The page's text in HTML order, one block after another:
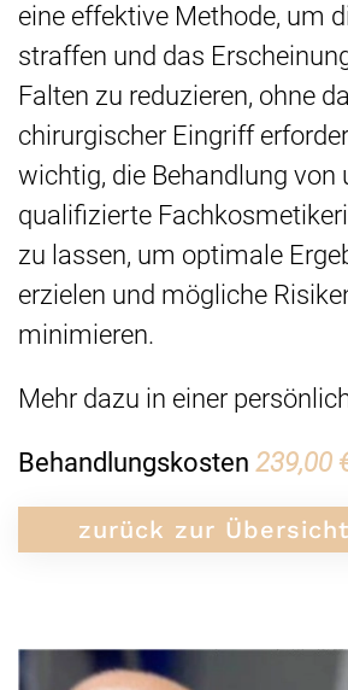
eine effektive Methode, um
straffen und das
Falten zu reduzieren, ohne
chirurgischer Eingriff
wichtig, die Behandlung von
qualifizierte
zu lassen, um optimale
erzielen und mögliche
minimieren.
Mehr dazu in einer
Behandlungskosten 239,00
zurück zur Übersicht